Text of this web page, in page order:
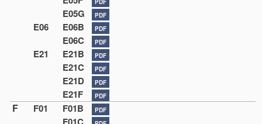
PDF
E05G PDF
E06 E06B PDF
E06C PDF
E21 E21B PDF
E21C PDF
E21D PDF
E21F PDF
F F01 F01B PDF